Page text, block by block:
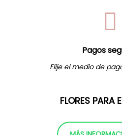
Pagos
Elije el medio de
FLORES PARA